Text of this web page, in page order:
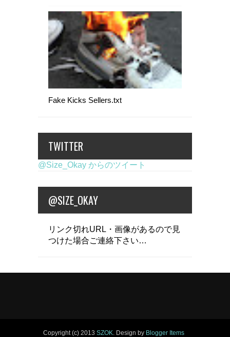
Fake Kicks Sellers.txt
TWITTER
@Size_Okay からのツイート
@SIZE_OKAY
リンク切れURL・画像があるので見
つけた場合ご連絡下さい…
Copyright (c) 2013 SZOK. Design by Blogger Items